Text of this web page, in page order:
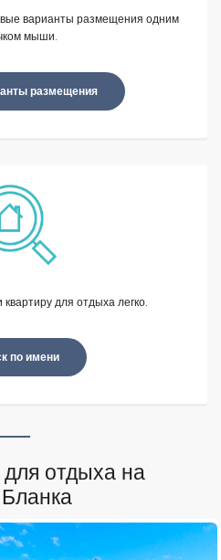
варианты размещения одним
мыши.
размещения
для отдыха легко.
по имени
отдыха на